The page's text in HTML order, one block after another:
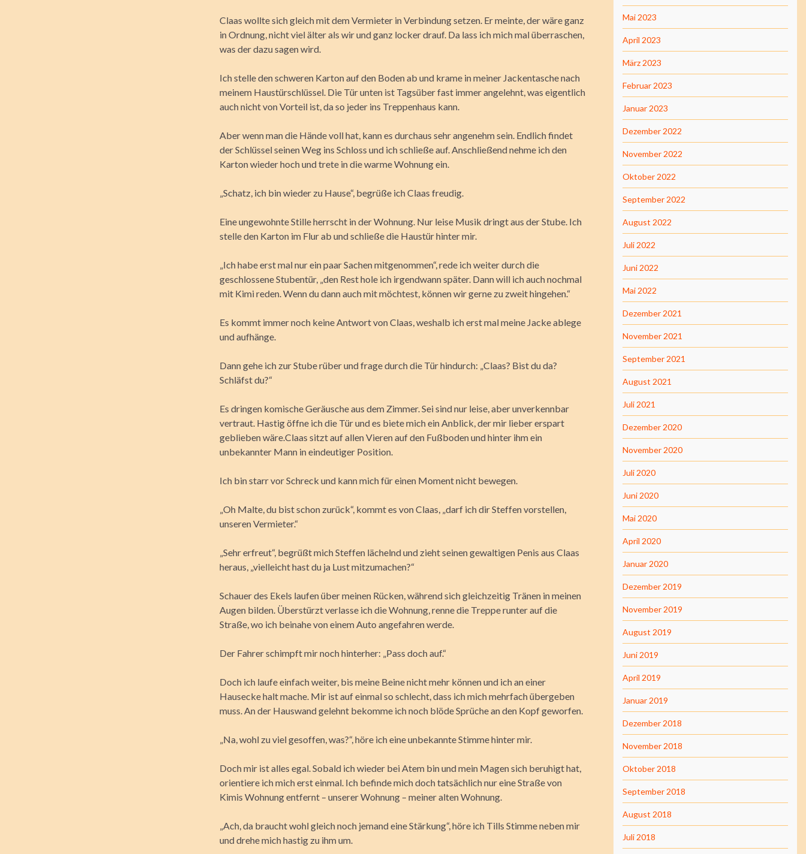
Claas wollte sich gleich mit dem Vermieter in Verbindung setzen. Er meinte, der wäre ganz
in Ordnung, nicht viel älter als wir und ganz locker drauf. Da lass ich mich mal überraschen,
was der dazu sagen wird.
Ich stelle den schweren Karton auf den Boden ab und krame in meiner Jackentasche nach
meinem Haustürschlüssel. Die Tür unten ist Tagsüber fast immer angelehnt, was eigentlich
auch nicht von Vorteil ist, da so jeder ins Treppenhaus kann.
Aber wenn man die Hände voll hat, kann es durchaus sehr angenehm sein. Endlich findet
der Schlüssel seinen Weg ins Schloss und ich schließe auf. Anschließend nehme ich den
Karton wieder hoch und trete in die warme Wohnung ein.
„Schatz, ich bin wieder zu Hause“, begrüße ich Claas freudig.
Eine ungewohnte Stille herrscht in der Wohnung. Nur leise Musik dringt aus der Stube. Ich
stelle den Karton im Flur ab und schließe die Haustür hinter mir.
„Ich habe erst mal nur ein paar Sachen mitgenommen“, rede ich weiter durch die
geschlossene Stubentür, „den Rest hole ich irgendwann später. Dann will ich auch nochmal
mit Kimi reden. Wenn du dann auch mit möchtest, können wir gerne zu zweit hingehen.“
Es kommt immer noch keine Antwort von Claas, weshalb ich erst mal meine Jacke ablege
und aufhänge.
Dann gehe ich zur Stube rüber und frage durch die Tür hindurch: „Claas? Bist du da?
Schläfst du?“
Es dringen komische Geräusche aus dem Zimmer. Sei sind nur leise, aber unverkennbar
vertraut. Hastig öffne ich die Tür und es biete mich ein Anblick, der mir lieber erspart
geblieben wäre.Claas sitzt auf allen Vieren auf den Fußboden und hinter ihm ein
unbekannter Mann in eindeutiger Position.
Ich bin starr vor Schreck und kann mich für einen Moment nicht bewegen.
„Oh Malte, du bist schon zurück“, kommt es von Claas, „darf ich dir Steffen vorstellen,
unseren Vermieter.“
„Sehr erfreut“, begrüßt mich Steffen lächelnd und zieht seinen gewaltigen Penis aus Claas
heraus, „vielleicht hast du ja Lust mitzumachen?“
Schauer des Ekels laufen über meinen Rücken, während sich gleichzeitig Tränen in meinen
Augen bilden. Überstürzt verlasse ich die Wohnung, renne die Treppe runter auf die
Straße, wo ich beinahe von einem Auto angefahren werde.
Der Fahrer schimpft mir noch hinterher: „Pass doch auf.“
Doch ich laufe einfach weiter, bis meine Beine nicht mehr können und ich an einer
Hausecke halt mache. Mir ist auf einmal so schlecht, dass ich mich mehrfach übergeben
muss. An der Hauswand gelehnt bekomme ich noch blöde Sprüche an den Kopf geworfen.
„Na, wohl zu viel gesoffen, was?“, höre ich eine unbekannte Stimme hinter mir.
Doch mir ist alles egal. Sobald ich wieder bei Atem bin und mein Magen sich beruhigt hat,
orientiere ich mich erst einmal. Ich befinde mich doch tatsächlich nur eine Straße von
Kimis Wohnung entfernt – unserer Wohnung – meiner alten Wohnung.
„Ach, da braucht wohl gleich noch jemand eine Stärkung“, höre ich Tills Stimme neben mir
und drehe mich hastig zu ihm um.
Mai 2023
April 2023
März 2023
Februar 2023
Januar 2023
Dezember 2022
November 2022
Oktober 2022
September 2022
August 2022
Juli 2022
Juni 2022
Mai 2022
Dezember 2021
November 2021
September 2021
August 2021
Juli 2021
Dezember 2020
November 2020
Juli 2020
Juni 2020
Mai 2020
April 2020
Januar 2020
Dezember 2019
November 2019
August 2019
Juni 2019
April 2019
Januar 2019
Dezember 2018
November 2018
Oktober 2018
September 2018
August 2018
Juli 2018